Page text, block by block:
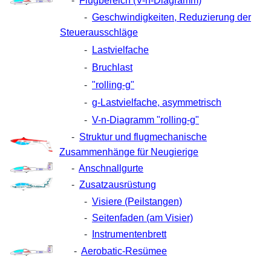
- Geschwindigkeiten, Reduzierung der
Steuerausschläge
-
Lastvielfache
- Bruchlast
- "rolling-g"
- g-Lastvielfache, asymmetrisch
- V-n-Diagramm "rolling-g"
- Struktur und flugmechanische
Zusammenhänge für Neugierige
- Anschnallgurte
- Zusatzausrüstung
- Visiere (Peilstangen)
- Seitenfaden (am Visier)
-
Instrumentenbrett
- Aerobatic-Resümee